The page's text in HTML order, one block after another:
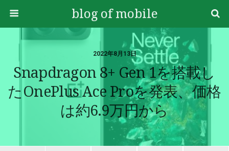
blog of mobile
2022年8月13日
Snapdragon 8+ Gen 1を搭載し
たOnePlus Ace Proを発表、価格
は約6.9万円から